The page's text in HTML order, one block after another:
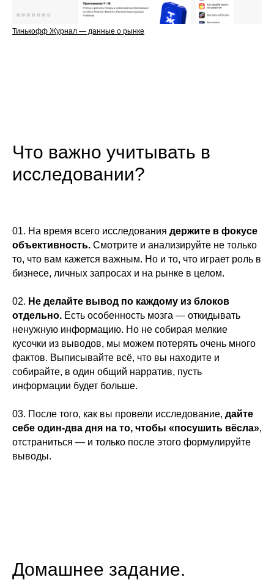
Тинькофф Журнал — данные о рынке
Что важно учитывать в
исследовании?
01. На время всего исследования держите в фокусе
объективность. Смотрите и анализируйте не только
то, что вам кажется важным. Но и то, что играет роль в
бизнесе, личных запросах и на рынке в целом.
02. Не делайте вывод по каждому из блоков
отдельно. Есть особенность мозга — откидывать
ненужную информацию. Но не собирая мелкие
кусочки из выводов, мы можем потерять очень много
фактов. Выписывайте всё, что вы находите и
собирайте, в один общий нарратив, пусть
информации будет больше.
03. После того, как вы провели исследование, дайте
себе один-два дня на то, чтобы «посушить вёсла»,
отстраниться — и только после этого формулируйте
выводы.
Домашнее задание.